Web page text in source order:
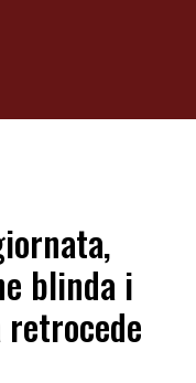
blinda i